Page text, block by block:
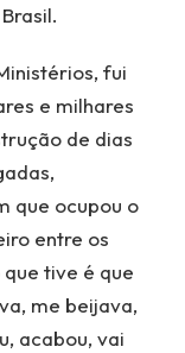
fui
e milhares
de dias
que ocupou o
entre os
tive é que
me beijava,
acabou, vai